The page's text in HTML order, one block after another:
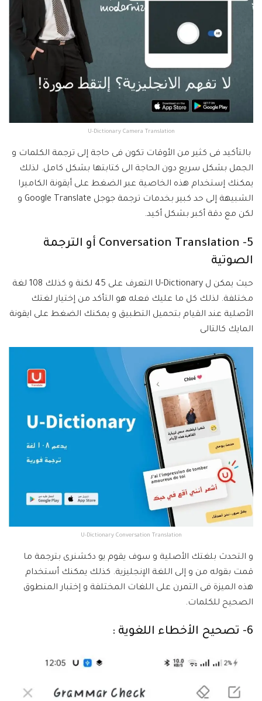
U-Dictionary Camera Translation
بالتأكيد فى كثير من الأوقات تكون فى حاجة إلى ترجمة الكلمات و
الجمل بشكل سريع دون الحاجة الى كتابتها بشكل كامل. لذلك
يمكنك إستخدام هذه الخاصية عبر الضغط على أيقونة الكاميرا
الشبيهة إلى حد كبير بخدمات ترجمة جوجل Google Translate و
لكن مع دقة أكبر بشكل أكيد.
5- Conversation Translation أو الترجمة
الصوتية
حيث يمكن ل U-Dictionary التعرف على 45 لكنة و كذلك 108 لغة
مختلفة. لذلك كل ما عليك فعله هو التأكد من إختيار لغتك
الأصلية عند القيام بتحميل التطبيق و يمكنك الضغط على ايقونة
المايك كالتالى
U-Dictionary Conversation Translation
و التحدث بلغتك الأصلية و سوف يقوم يو دكشنرى بترجمة ما
قمت بقوله من و إلى اللغة الإنجليزية. كذلك يمكنك أستخدام
هذه الميزة فى التمرن على اللغات المختلفة و إختبار المنطوق
الصحيح للكلمات.
6- تصحيح الأخطاء اللغوية :